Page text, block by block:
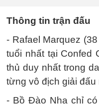
Thông tin trận đấu
- Rafael Marquez
tuổi nhất tại Confed
thủ duy nhất trong
từng vô địch giải
- Bồ Đào Nha chỉ